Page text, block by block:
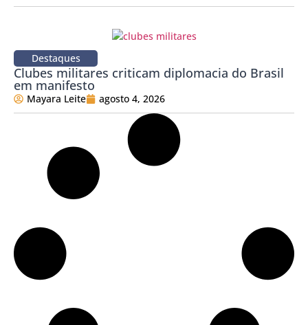
Destaques
Clubes militares criticam diplomacia do Brasil
em manifesto
Mayara Leite agosto 4, 2026